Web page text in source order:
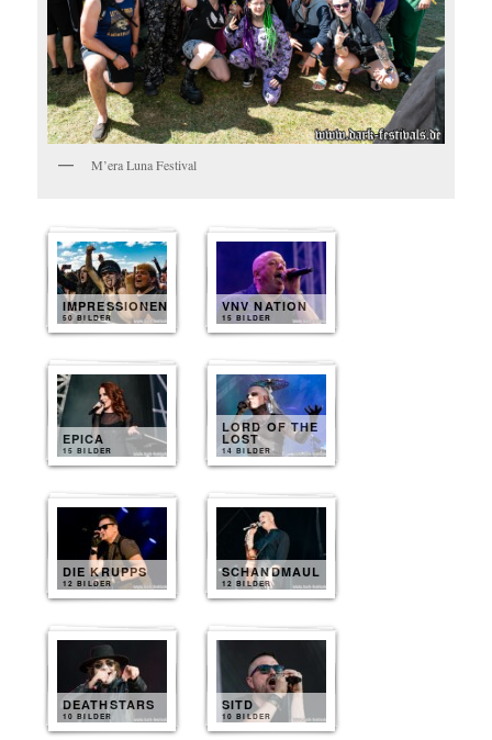
M’era Luna Festival
IMPRESSIONEN
50 BILDER
VNV NATION
15 BILDER
EPICA
15 BILDER
LORD OF THE
LOST
14 BILDER
DIE KRUPPS
12 BILDER
SCHANDMAUL
12 BILDER
DEATHSTARS
10 BILDER
SITD
10 BILDER